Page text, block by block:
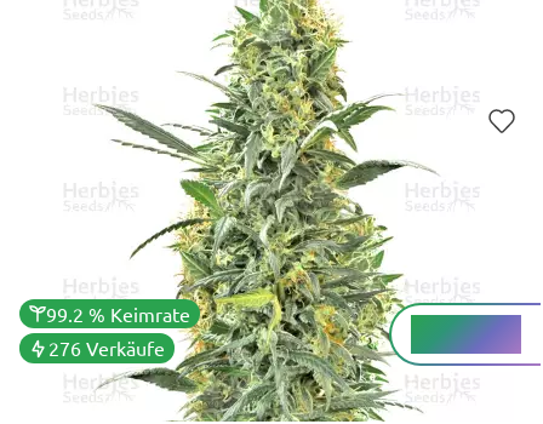
99.2 % Keimrate
276 Verkäufe
Medium %
THC